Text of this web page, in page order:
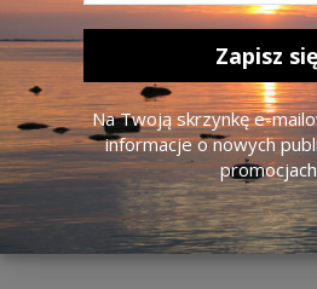
Na Twoją skrzynkę e-
informacje o nowych